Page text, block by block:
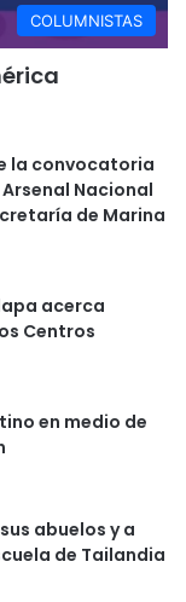
COLUMNISTAS
la convocatoria
Nacional
de Marina
acerca
Centros
en medio de
abuelos y a
de Tailandia